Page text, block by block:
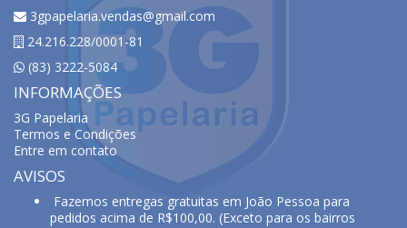
3gpapelaria.vendas@gmail.com
24.216.228/0001-81
(83) 3222-5084
INFORMAÇÕES
3G Papelaria
Termos e Condições
Entre em contato
AVISOS
Fazemos entregas gratuitas em João Pessoa para
pedidos acima de R$100,00. (Exceto para os bairros